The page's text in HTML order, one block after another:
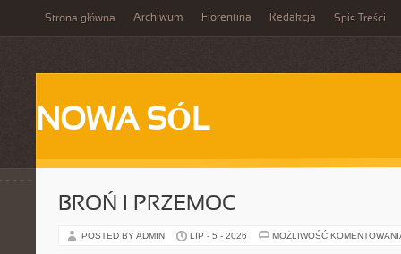
Strona główna Archiwum Fiorentina Redakcja Spis Treści
NOWA SÓL
BROŃ I PRZEMOC
POSTED BY ADMIN LIP - 5 - 2026 MOŻLIWOŚĆ